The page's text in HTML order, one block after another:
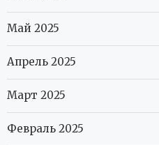
Май 2025
Апрель 2025
Март 2025
Февраль 2025